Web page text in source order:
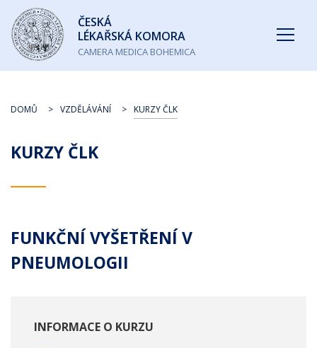
Česká
lékařská
komora
ČESKÁ
LÉKAŘSKÁ KOMORA
CAMERA MEDICA BOHEMICA
KURZY ČLK
DOMŮ VZDĚLÁVÁNÍ KURZY ČLK
FUNKČNÍ VYŠETŘENÍ V
PNEUMOLOGII
INFORMACE O KURZU